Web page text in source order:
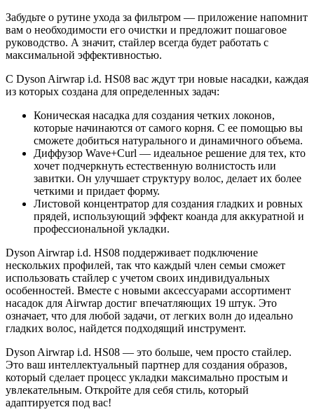
Забудьте о рутине ухода за фильтром — приложение напомнит
вам о необходимости его очистки и предложит пошаговое
руководство. А значит, стайлер всегда будет работать с
максимальной эффективностью.
С Dyson Airwrap i.d. HS08 вас ждут три новые насадки, каждая
из которых создана для определенных задач:
Коническая насадка для создания четких локонов,
которые начинаются от самого корня. С ее помощью вы
сможете добиться натурального и динамичного объема.
Диффузор Wave+Curl — идеальное решение для тех, кто
хочет подчеркнуть естественную волнистость или
завитки. Он улучшает структуру волос, делает их более
четкими и придает форму.
Листовой концентратор для создания гладких и ровных
прядей, использующий эффект коанда для аккуратной и
профессиональной укладки.
Dyson Airwrap i.d. HS08 поддерживает подключение
нескольких профилей, так что каждый член семьи сможет
использовать стайлер с учетом своих индивидуальных
особенностей. Вместе с новыми аксессуарами ассортимент
насадок для Airwrap достиг впечатляющих 19 штук. Это
означает, что для любой задачи, от легких волн до идеально
гладких волос, найдется подходящий инструмент.
Dyson Airwrap i.d. HS08 — это больше, чем просто стайлер.
Это ваш интеллектуальный партнер для создания образов,
который сделает процесс укладки максимально простым и
увлекательным. Откройте для себя стиль, который
адаптируется под вас!